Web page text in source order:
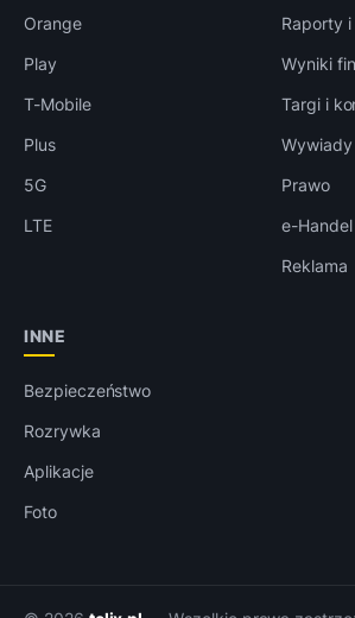
Orange
Play
T-Mobile
Plus
5G
LTE
Raporty
Wyniki
Targi i
Wywiady
Prawo
e-Handel
Reklama
INNE
Bezpieczeństwo
Rozrywka
Aplikacje
Foto